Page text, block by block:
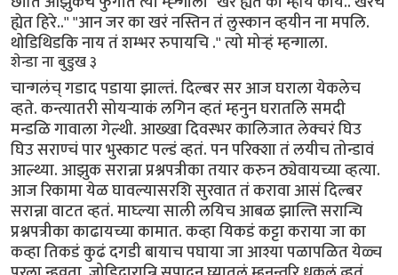
ह्येत हिरे..'' "आन जर का खरं नस्तिन तं लुस्कान व्हयीन ना मपलि.
थोडिथिडकि नाय तं शम्भर रुपायचि .'' त्यो मोर्‍हं म्हन्गाला.
शेन्डा ना बुडुख ३
चान्गलंच् गडाद पडाया झाल्तं. दिल्बर सर आज घराला येकलेच
व्हते. कन्त्यातरी सोयर्‍याकं लगिन व्हतं म्हनुन घरातलि समदी
मन्डळि गावाला गेल्थी. आख्खा दिवस्भर कालिजात लेक्चरं घिउ
घिउ सराण्चं पार भुस्काट पल्डं व्हतं. पन परिक्शा तं लयीच तोन्डावं
आल्थ्या. आझुक सरान्ना प्रश्नपत्रीका तयार करुन ठ्येवायच्या व्हत्या.
आज रिकामा येळ घावल्यासरशि सुरवात तं करावा आसं दिल्बर
सरान्ना वाटत व्हतं. माघ्ल्या साली लयिच आबळ झाल्ति सरान्चि
प्रश्नपत्रीका काढायच्या कामात. कव्हा यिकडं कट्टा कराया जा का
कव्हा तिकडं कुढं दगडी बायाच पघाया जा आश्या पळापळित येळ्च